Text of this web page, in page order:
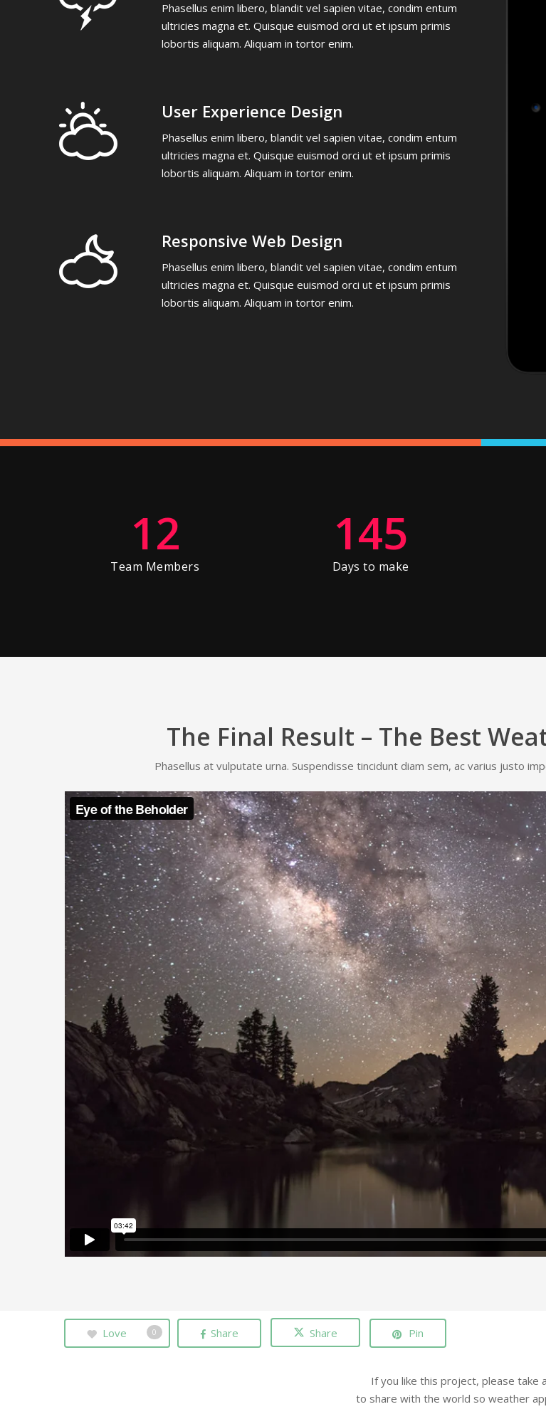
Phasellus enim libero, blandit vel sapien vitae, condim entum
ultricies magna et. Quisque euismod orci ut et ipsum primis
lobortis aliquam. Aliquam in tortor enim.
User Experience Design
Phasellus enim libero, blandit vel sapien vitae, condim entum
ultricies magna et. Quisque euismod orci ut et ipsum primis
lobortis aliquam. Aliquam in tortor enim.
Responsive Web Design
Phasellus enim libero, blandit vel sapien vitae, condim entum
ultricies magna et. Quisque euismod orci ut et ipsum primis
lobortis aliquam. Aliquam in tortor enim.
12
Team Members
145
Days to make
The Final Result – The Best
Phasellus at vulputate urna. Suspendisse tincidunt diam sem, ac varius justo
Love 0 Share Share Pin
If you like this project, please take
to share with the world so weather